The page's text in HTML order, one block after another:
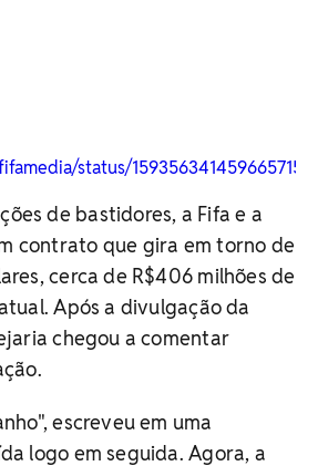
status/1593563414596657158
de bastidores, a Fifa e a
contrato que gira em torno de
cerca de R$406 milhões de
Após a divulgação da
chegou a comentar
escreveu em uma
logo em seguida. Agora, a